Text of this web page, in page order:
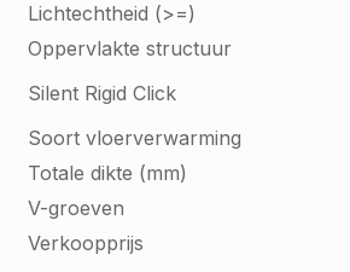
Lichtechtheid (>=)
Oppervlakte structuur
Silent Rigid Click
Soort vloerverwarming
Totale dikte (mm)
V-groeven
Verkoopprijs